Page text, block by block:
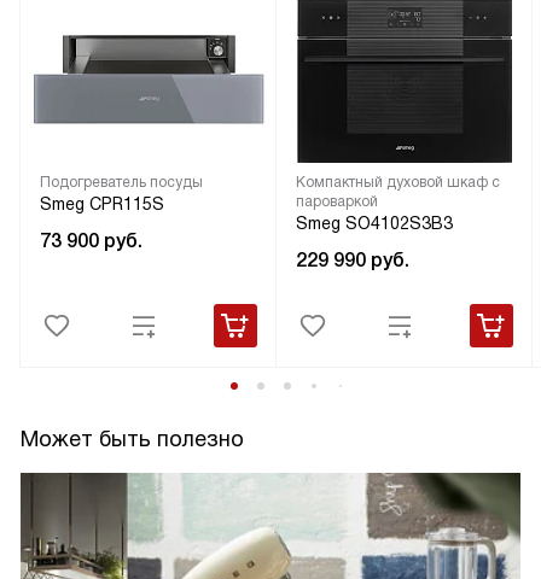
Подогреватель посуды
Smeg CPR115S
73 900 руб.
Компактный духовой шкаф с
пароваркой
Smeg SO4102S3B3
229 990 руб.
Может быть полезно